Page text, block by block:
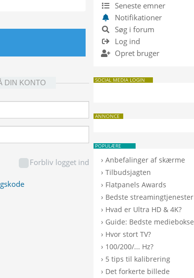
DIN KONTO
Forbliv logget ind
Seneste emner
Notifikationer
Søg i forum
Log ind
Opret bruger
SOCIAL MEDIA LOGIN
ANNONCE
POPULÆRE
›Anbefalinger af skærme
›Tilbudsjagten
› Flatpanels Awards
› Bedste streamingtjenester
› Hvad er Ultra HD & 4K?
› Guide: Bedste mediebokse
› Hvor stort TV?
› 100/200/... Hz?
› 5 tips til kalibrering
› Det forkerte billede